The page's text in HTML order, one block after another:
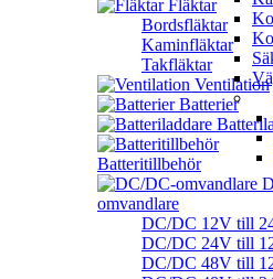
Fläktar
Bordsfläktar
Kaminfläktar
Takfläktar
Ventilation
Batterier
Batteritillbehör
omvandlare
DC/DC 12V till
DC/DC 24V till
DC/DC 48V till